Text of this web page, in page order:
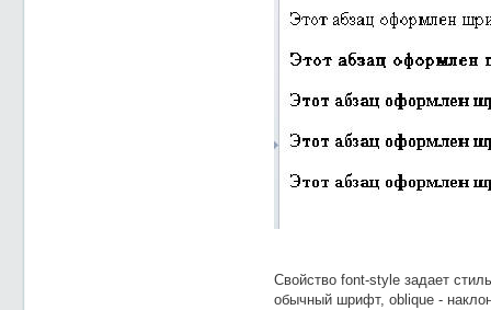
Свойство font-style задает
обычный шрифт, oblique -